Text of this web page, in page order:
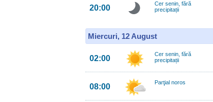
20:00
Cer senin, fără
precipitații
Miercuri, 12 August
02:00
Cer senin, fără
precipitații
08:00 Parţial noros